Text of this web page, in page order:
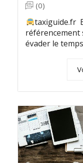
(0)
taxiguide.fr
référencement
évader le